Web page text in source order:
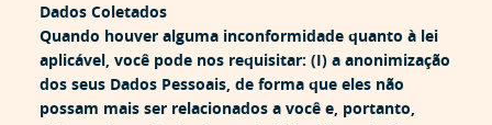
Dados Coletados
Quando houver alguma inconformidade quanto à lei
aplicável, você pode nos requisitar: (I) a anonimização
dos seus Dados Pessoais, de forma que eles não
possam mais ser relacionados a você e, portanto,